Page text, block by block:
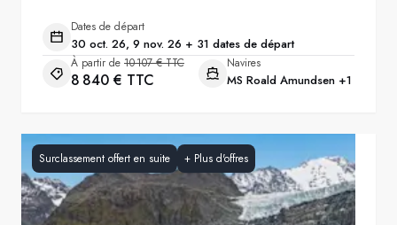
Dates de départ
30 oct. 26, 9 nov. 26 + 31 dates de départ
À partir de 10 107 € TTC
8 840 € TTC
Navires
MS Roald Amundsen +1
Surclassement offert en suite + Plus d'offres